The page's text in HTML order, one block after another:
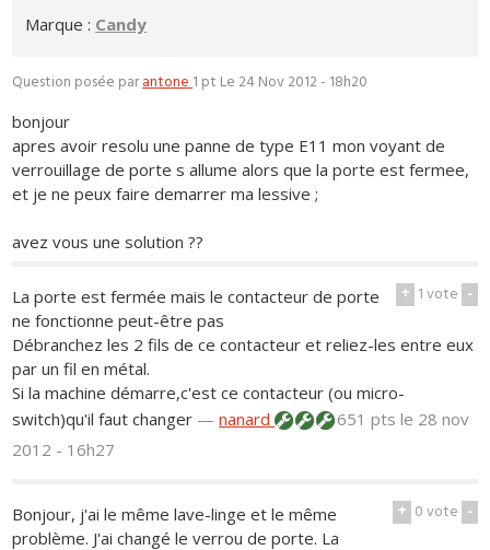
Marque : Candy
Question posée parantone1 pt Le 24 Nov 2012 - 18h20
bonjour
apres avoir resolu une panne de type E11 mon voyant de
verrouillage de porte s allume alors que la porte est fermee,
et je ne peux faire demarrer ma lessive ;
avez vous une solution ??
+ 1vote -
La porte est fermée mais le contacteur de porte
ne fonctionne peut-être pas
Débranchez les 2 fils de ce contacteur et reliez-les entre eux
par un fil en métal.
Si la machine démarre,c'est ce contacteur (ou micro-
switch)qu'il faut changer —nanard 651 ptsle 28 nov
2012 - 16h27
+ 0vote -
Bonjour, j'ai le même lave-linge et le même
problème. J'ai changé le verrou de porte. La